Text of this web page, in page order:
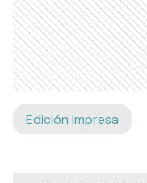
Edición Impresa